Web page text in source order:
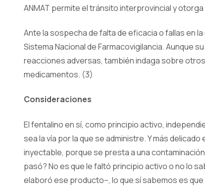
ANMAT permite el tránsito interprovincial y
Ante la sospecha de falta de eficacia o fallas en
Sistema Nacional de Farmacovigilancia. Aunque
reacciones adversas, también indaga sobre
medicamentos. (3)
Consideraciones
El fentalino en sí, como principio activo,
sea la vía por la que se administre. Y más
inyectable, porque se presta a una
pasó? No es que le faltó principio activo o no lo
elaboró ese producto–, lo que sí sabemos es